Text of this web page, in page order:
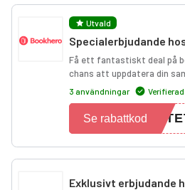
Utvald
Specialerbjudande
Få ett fantastiskt deal på
chans att uppdatera din
3 användningar Verifierad
Se rabattkod
Exklusivt erbjudande